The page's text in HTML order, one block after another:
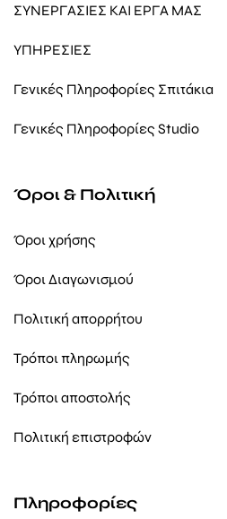
ΣΥΝΕΡΓΑΣΙΕΣ ΚΑΙ ΕΡΓΑ ΜΑΣ
ΥΠΗΡΕΣΙΕΣ
Γενικές Πληροφορίες Σπιτάκια
Γενικές Πληροφορίες Studio
Όροι & Πολιτική
Όροι χρήσης
Όροι Διαγωνισμού
Πολιτική απορρήτου
Τρόποι πληρωμής
Τρόποι αποστολής
Πολιτική επιστροφών
Πληροφορίες